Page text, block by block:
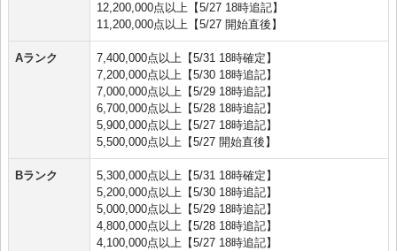
12,200,000点以上【5/27 18時追記】
11,200,000点以上【5/27 開始直後】
Aランク
7,400,000点以上【5/31 18時確定】
7,200,000点以上【5/30 18時追記】
7,000,000点以上【5/29 18時追記】
6,700,000点以上【5/28 18時追記】
5,900,000点以上【5/27 18時追記】
5,500,000点以上【5/27 開始直後】
Bランク
5,300,000点以上【5/31 18時確定】
5,200,000点以上【5/30 18時追記】
5,000,000点以上【5/29 18時追記】
4,800,000点以上【5/28 18時追記】
4,100,000点以上【5/27 18時追記】